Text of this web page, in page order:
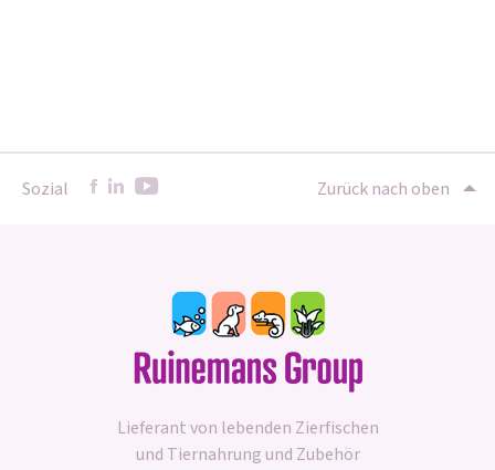
Sozial Zurück nach oben
Lieferant von lebenden Zierfischen
und Tiernahrung und Zubehör